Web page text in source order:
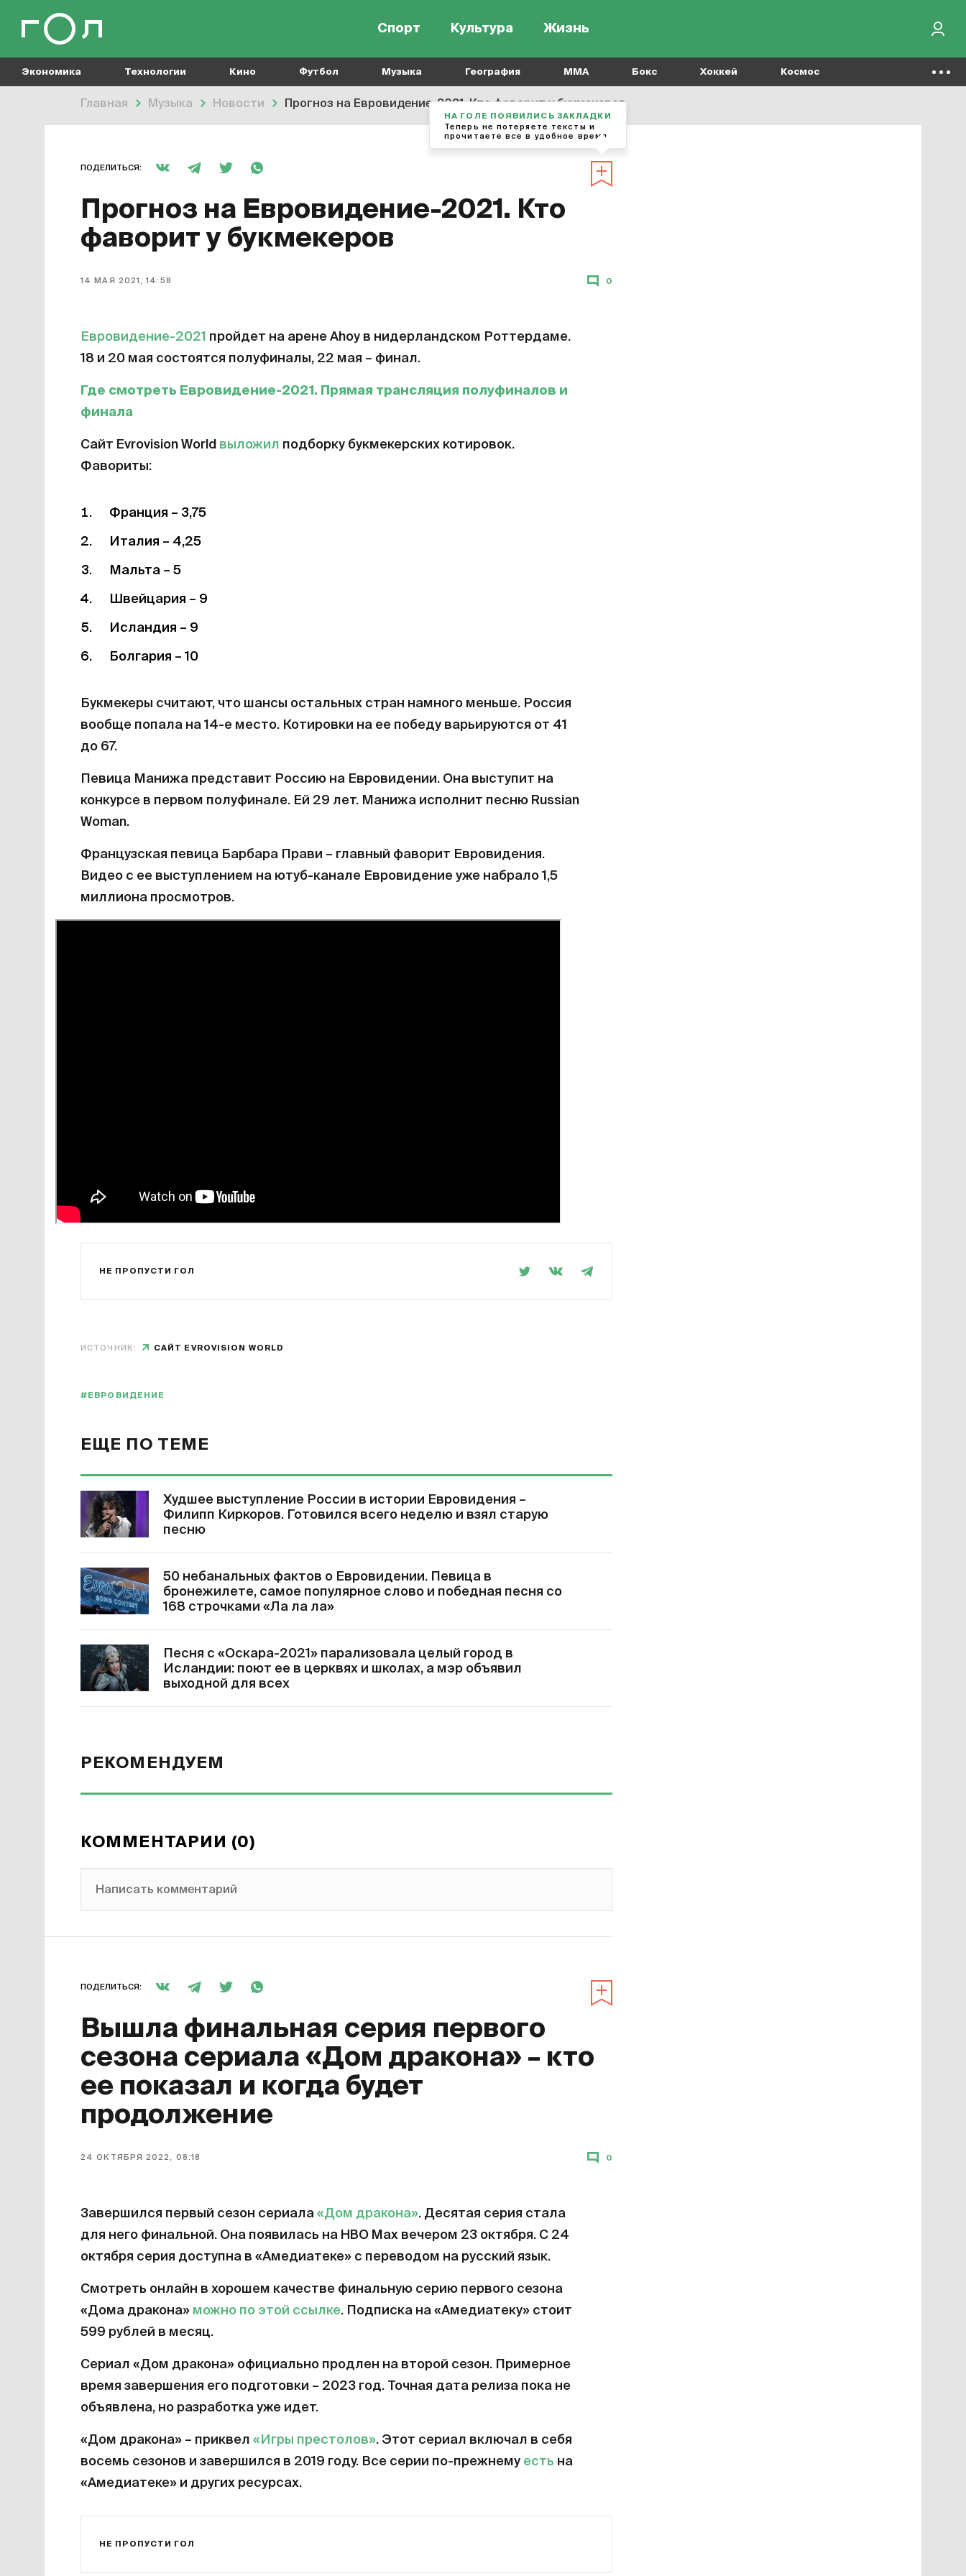
Спорт Культура Жизнь
Экономика Технологии Кино Футбол Музыка География MMA Бокс Хоккей Космос
Главная Музыка Новости Прогноз на Евровидение-2021. Кто фаворит у букмекеров
ПОДЕЛИТЬСЯ:
Прогноз на Евровидение-2021. Кто
фаворит у букмекеров
14 МАЯ 2021, 14:58 0
Евровидение-2021 пройдет на арене Ahoy в нидерландском Роттердаме.
18 и 20 мая состоятся полуфиналы, 22 мая – финал.
Где смотреть Евровидение-2021. Прямая трансляция полуфиналов и
финала
Сайт Evrovision World выложил подборку букмекерских котировок.
Фавориты:
Франция – 3,75
Италия – 4,25
Мальта – 5
Швейцария – 9
Исландия – 9
Болгария – 10
Букмекеры считают, что шансы остальных стран намного меньше. Россия
вообще попала на 14-е место. Котировки на ее победу варьируются от 41
до 67.
Певица Манижа представит Россию на Евровидении. Она выступит на
конкурсе в первом полуфинале. Ей 29 лет. Манижа исполнит песню Russian
Woman.
Французская певица Барбара Прави – главный фаворит Евровидения.
Видео с ее выступлением на ютуб-канале Евровидение уже набрало 1,5
миллиона просмотров.
НЕ ПРОПУСТИ ГОЛ
ИСТОЧНИК: САЙТ EVROVISION WORLD
#ЕВРОВИДЕНИЕ
ЕЩЕ ПО ТЕМЕ
Худшее выступление России в истории Евровидения –
Филипп Киркоров. Готовился всего неделю и взял старую
песню
50 небанальных фактов о Евровидении. Певица в
бронежилете, самое популярное слово и победная песня со
168 строчками «Ла ла ла»
Песня с «Оскара-2021» парализовала целый город в
Исландии: поют ее в церквях и школах, а мэр объявил
выходной для всех
РЕКОМЕНДУЕМ
КОММЕНТАРИИ (0)
Написать комментарий
ПОДЕЛИТЬСЯ:
Вышла финальная серия первого
сезона сериала «Дом дракона» – кто
ее показал и когда будет
продолжение
24 ОКТЯБРЯ 2022, 08:18 0
Завершился первый сезон сериала «Дом дракона». Десятая серия стала
для него финальной. Она появилась на HBO Max вечером 23 октября. С 24
октября серия доступна в «Амедиатеке» с переводом на русский язык.
Смотреть онлайн в хорошем качестве финальную серию первого сезона
«Дома дракона» можно по этой ссылке. Подписка на «Амедиатеку» стоит
599 рублей в месяц.
Сериал «Дом дракона» официально продлен на второй сезон. Примерное
время завершения его подготовки – 2023 год. Точная дата релиза пока не
объявлена, но разработка уже идет.
«Дом дракона» – приквел «Игры престолов». Этот сериал включал в себя
восемь сезонов и завершился в 2019 году. Все серии по-прежнему есть на
«Амедиатеке» и других ресурсах.
НЕ ПРОПУСТИ ГОЛ
НА ГОЛЕ ПОЯВИЛИСЬ ЗАКЛАДКИ
Теперь не потеряете тексты и
прочитаете все в удобное время